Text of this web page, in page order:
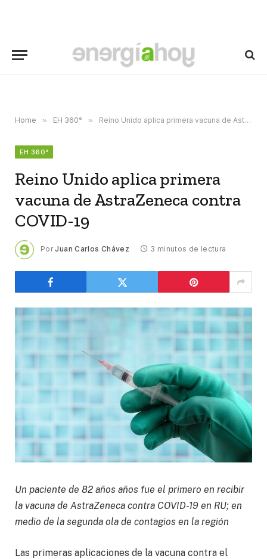
Home » EH 360° » Reino Unido aplica primera vacuna de AstraZeneca contra COVID-19
EH 360°
Reino Unido aplica primera
vacuna de AstraZeneca contra
COVID-19
Por Juan Carlos Chávez 3 minutos de lectura
Un paciente de 82 años años fue el primero en recibir
la vacuna de AstraZeneca contra COVID-19 en RU; en
medio de la segunda ola de contagios en la región
Las primeras aplicaciones de la vacuna contra el